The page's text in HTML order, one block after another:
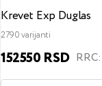
Krevet Exp Duglas
2790 varijanti
152550 RSD